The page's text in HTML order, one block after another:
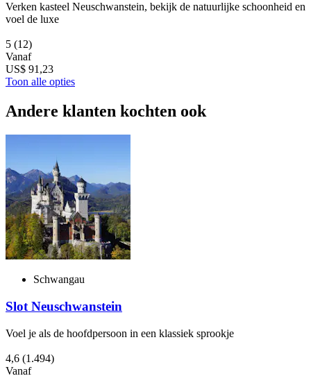
Verken kasteel Neuschwanstein, bekijk de natuurlijke schoonheid en
voel de luxe
5 (12)
Vanaf
US$ 91,23
Toon alle opties
Andere klanten kochten ook
Schwangau
Slot Neuschwanstein
Voel je als de hoofdpersoon in een klassiek sprookje
4,6 (1.494)
Vanaf